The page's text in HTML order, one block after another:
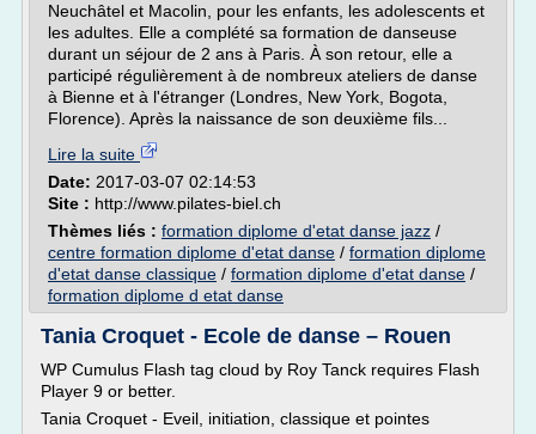
Neuchâtel et Macolin, pour les enfants, les adolescents et
les adultes. Elle a complété sa formation de danseuse
durant un séjour de 2 ans à Paris. À son retour, elle a
participé régulièrement à de nombreux ateliers de danse
à Bienne et à l'étranger (Londres, New York, Bogota,
Florence). Après la naissance de son deuxième fils...
Lire la suite
Date: 2017-03-07 02:14:53
Site : http://www.pilates-biel.ch
Thèmes liés : formation diplome d'etat danse jazz /
centre formation diplome d'etat danse / formation diplome
d'etat danse classique / formation diplome d'etat danse /
formation diplome d etat danse
Tania Croquet - Ecole de danse – Rouen
WP Cumulus Flash tag cloud by Roy Tanck requires Flash
Player 9 or better.
Tania Croquet - Eveil, initiation, classique et pointes